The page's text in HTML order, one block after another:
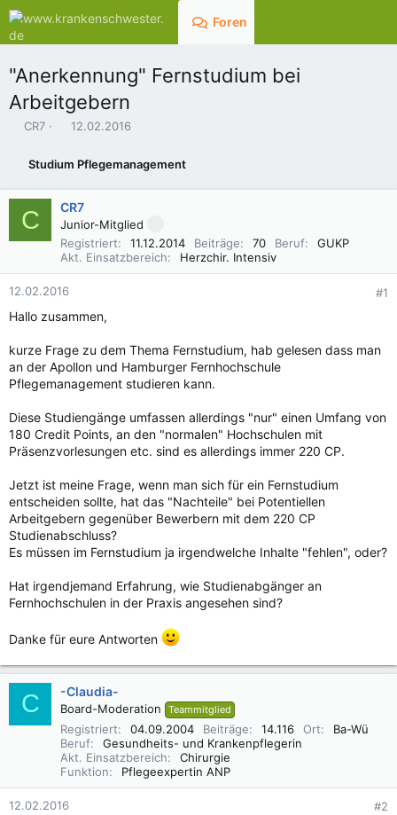
Foren
"Anerkennung" Fernstudium bei
Arbeitgebern
E
e
l
CR7
E
t
e
l
l
a
12.02.2016
Studium Pflegemanagement
C CR7
Junior-Mitglied
Registriert
11.12.2014 Beiträge 70 Beruf
GUKP
Akt. Einsatzbereich
Herzchir. Intensiv
12.02.2016 #1
Hallo zusammen,
kurze Frage zu dem Thema Fernstudium, hab gelesen dass man
an der Apollon und Hamburger Fernhochschule
Pflegemanagement studieren kann.
Diese Studiengänge umfassen allerdings "nur" einen Umfang von
180 Credit Points, an den "normalen" Hochschulen mit
Präsenzvorlesungen etc. sind es allerdings immer 220 CP.
Jetzt ist meine Frage, wenn man sich für ein Fernstudium
entscheiden sollte, hat das "Nachteile" bei Potentiellen
Arbeitgebern gegenüber Bewerbern mit dem 220 CP
Studienabschluss?
Es müssen im Fernstudium ja irgendwelche Inhalte "fehlen", oder?
Hat irgendjemand Erfahrung, wie Studienabgänger an
Fernhochschulen in der Praxis angesehen sind?
Danke für eure Antworten
C -Claudia-
Board-Moderation Teammitglied
Registriert 04.09.2004 Beiträge 14.116 Ort
Ba-Wü
Beruf
Gesundheits- und Krankenpflegerin
Akt. Einsatzbereich
Chirurgie
Funktion
Pflegeexpertin ANP
12.02.2016 #2